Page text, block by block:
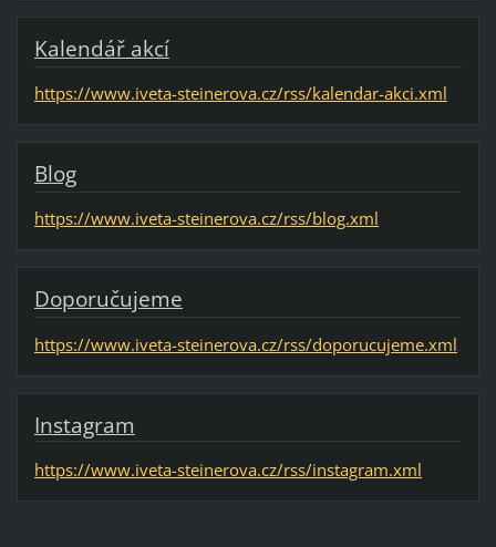
Kalendář akcí
https://www.iveta-steinerova.cz/rss/kalendar-akci.xml
Blog
https://www.iveta-steinerova.cz/rss/blog.xml
Doporučujeme
https://www.iveta-steinerova.cz/rss/doporucujeme.xml
Instagram
https://www.iveta-steinerova.cz/rss/instagram.xml